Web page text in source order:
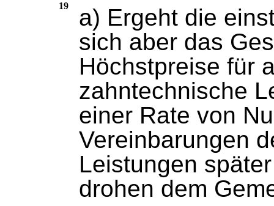
19
a) Ergeht die
sich aber das
Höchstpreise für
zahntechnische
einer Rate von
Vereinbarungen
Leistungen
drohen dem